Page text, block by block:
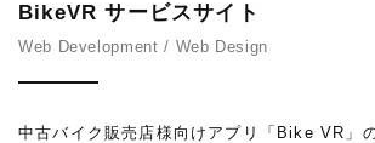
BikeVR サービスサイト
Web Development / Web Design
中古バイク販売店様向けアプリ「Bike VR」